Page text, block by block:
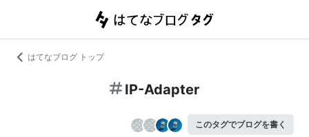
はてなブログ トップ
IP-Adapter
このタグでブログを書く